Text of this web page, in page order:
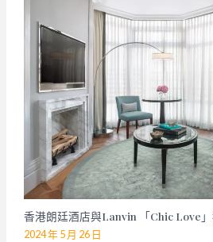
香港朗廷酒店與Lanvin 「Chic Love
2024 年 5 月 26 日